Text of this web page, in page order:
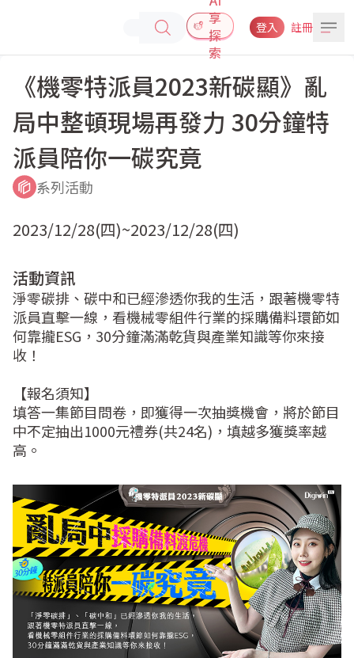
享
探
索
登入 註冊
《機零特派員2023新碳顯》亂
局中整頓現場再發力 30分鐘特
派員陪你一碳究竟
系列活動
2023/12/28(四)~2023/12/28(四)
活動資訊
淨零碳排、碳中和已經滲透你我的生活，跟著機零特
派員直擊一線，看機械零組件行業的採購備料環節如
何靠攏ESG，30分鐘滿滿乾貨與產業知識等你來接
收！
【報名須知】
填答一集節目問卷，即獲得一次抽獎機會，將於節目
中不定抽出1000元禮券(共24名)，填越多獲獎率越
高。